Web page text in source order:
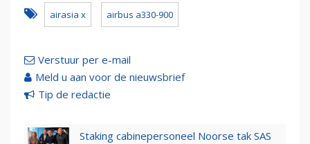
airasia x airbus a330-900
Verstuur per e-mail
Meld u aan voor de nieuwsbrief
Tip de redactie
Staking cabinepersoneel Noorse tak SAS